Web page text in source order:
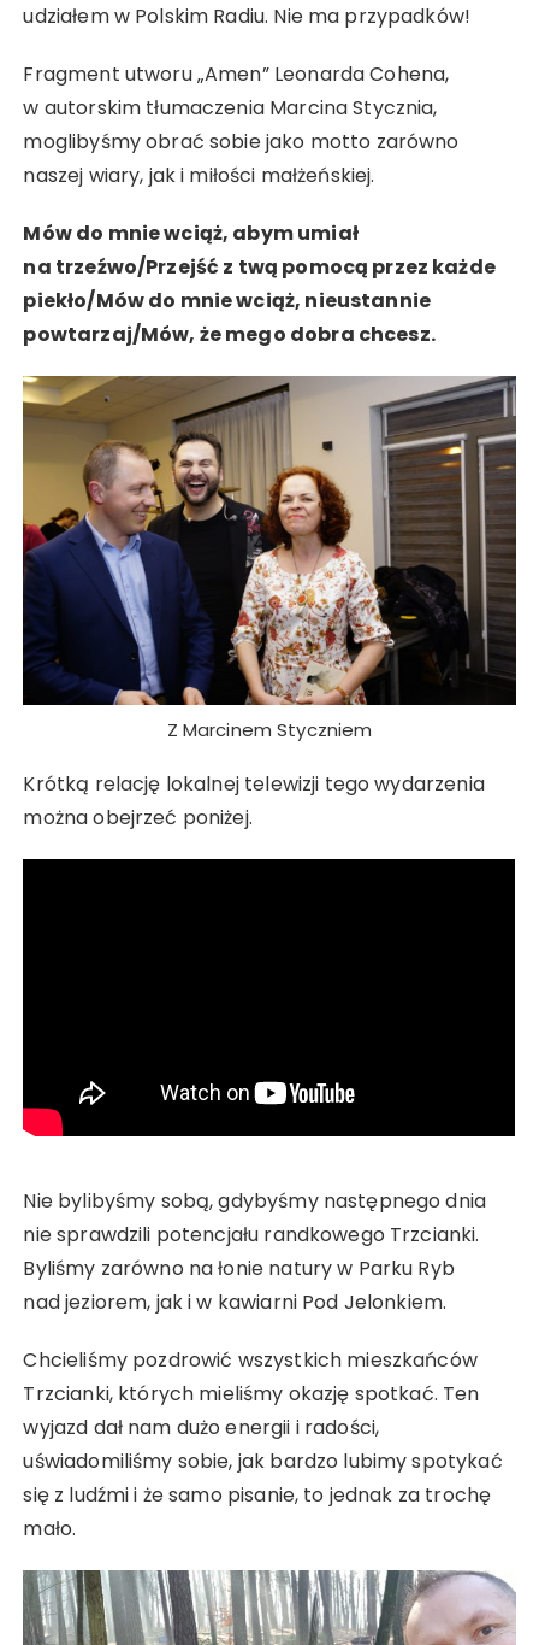
udziałem w Polskim Radiu. Nie ma przypadków!
Fragment utworu „Amen” Leonarda Cohena,
w autorskim tłumaczenia Marcina Stycznia,
moglibyśmy obrać sobie jako motto zarówno
naszej wiary, jak i miłości małżeńskiej.
Mów do mnie wciąż, abym umiał
na trzeźwo/Przejść z twą pomocą przez każde
piekło/Mów do mnie wciąż, nieustannie
powtarzaj/Mów, że mego dobra chcesz.
Z Marcinem Styczniem
Krótką relację lokalnej telewizji tego wydarzenia
można obejrzeć poniżej.
Nie bylibyśmy sobą, gdybyśmy następnego dnia
nie sprawdzili potencjału randkowego Trzcianki.
Byliśmy zarówno na łonie natury w Parku Ryb
nad jeziorem, jak i w kawiarni Pod Jelonkiem.
Chcieliśmy pozdrowić wszystkich mieszkańców
Trzcianki, których mieliśmy okazję spotkać. Ten
wyjazd dał nam dużo energii i radości,
uświadomiliśmy sobie, jak bardzo lubimy spotykać
się z ludźmi i że samo pisanie, to jednak za trochę
mało.